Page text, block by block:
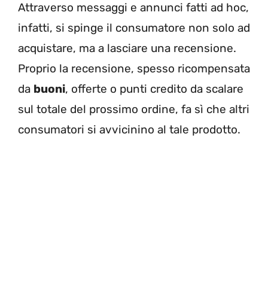
Attraverso messaggi e annunci fatti ad hoc,
infatti, si spinge il consumatore non solo ad
acquistare, ma a lasciare una recensione.
Proprio la recensione, spesso ricompensata
da buoni, offerte o punti credito da scalare
sul totale del prossimo ordine, fa sì che altri
consumatori si avvicinino al tale prodotto.